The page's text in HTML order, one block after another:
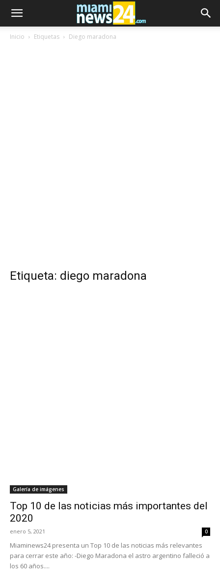
Inicio Etiquetas Diego maradona
Etiqueta: diego maradona
Galería de imágenes
Top 10 de las noticias más importantes del
2020
enero 5, 2021 0
Miaminews24 presenta un Top 10 de las noticias más relevantes
para cerrar este año: -Diego Maradona el astro argentino falleció a
los 60 años....